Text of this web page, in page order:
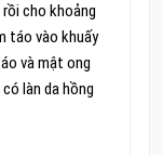
cho khoảng
táo vào khuấy
và mật ong
làn da hồng